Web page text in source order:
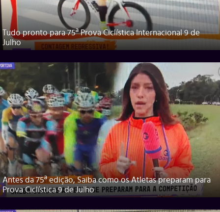
Tudo pronto para 75ª Prova Ciclística Internacional 9 de
Julho
Antes da 75ª edição, Saiba como os Atletas preparam para
Prova Ciclística 9 de Julho